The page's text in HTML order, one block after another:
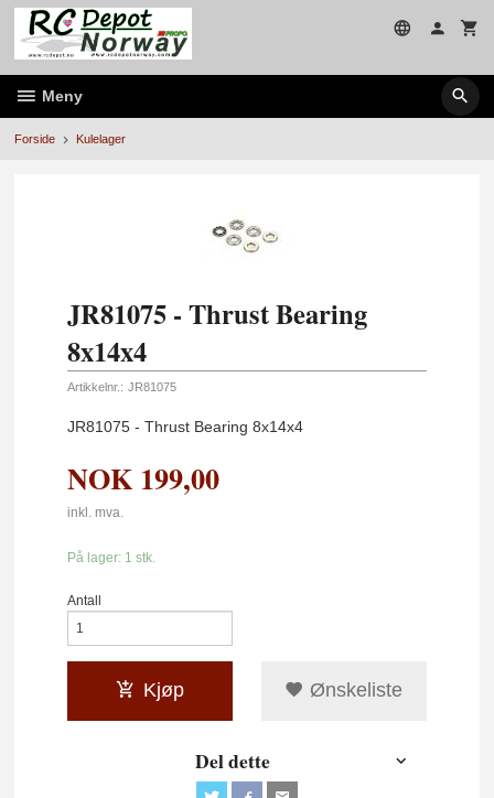
Gå
innholdet
Meny
Forside Kulelager
JR81075 - Thrust Bearing
8x14x4
Artikkelnr.: JR81075
JR81075 - Thrust Bearing 8x14x4
NOK 199,00
inkl. mva.
På lager: 1 stk.
Antall
Kjøp Ønskeliste
Del dette